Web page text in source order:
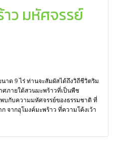
าว มหัศจรรย์
าด 9 ไร่ ท่านจะสัมผัสได้ถึงวิถีชีวิตริม
ศภายใต้สวนมะพร้าวที่เป็นพืช
บกับความมหัศจรรย์ของธรรมชาติ ที่
จากอุโมงค์มะพร้าว ที่ความโค้งเว้า
โมงค์มะพร้าวนับว่าเป็นจุดแลนด์
ะชอบมาถ่ายรูปที่จุดนี้ เพราะนอกจาก